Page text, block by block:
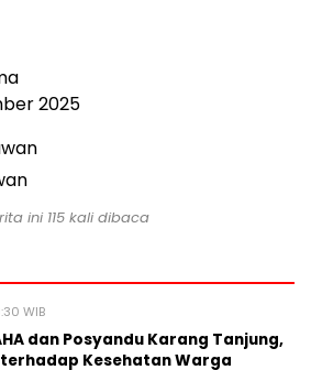
2025
ini 115kali dibaca
WIB
dan Posyandu Karang Tanjung,
Kesehatan Warga